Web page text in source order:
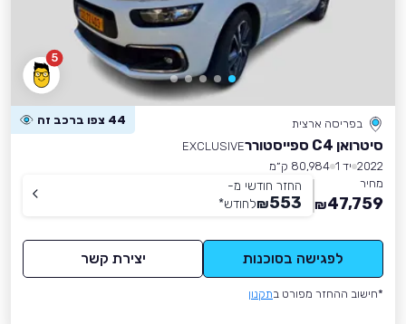
5
בפריסה ארצית 44 צפו ברכב זה
סיטרואן C4 ספייסטורר
EXCLUSIVE
2022 יד 1
80,984 ק״מ
מחיר
47,759
₪
החזר חודשי מ-
553
₪לחודש*
לפגישה בסוכנות יצירת קשר
*חישוב ההחזר מפורט בתקנון